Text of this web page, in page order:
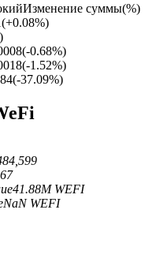
Изменение суммы(%)
(+0.08%)
(-0.68%)
(-1.52%)
(-37.09%)
41.88M WEFI
NaN WEFI